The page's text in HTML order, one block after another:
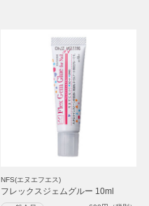
NFS(エヌエフエス)
フレックスジェムグルー 10ml